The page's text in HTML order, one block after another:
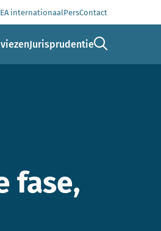
internationaalPersContact
Jurisprudentie
fase,